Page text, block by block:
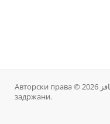
Авторски права © 2026 نيوتاقز | NewTags. Сите права се
задржани.